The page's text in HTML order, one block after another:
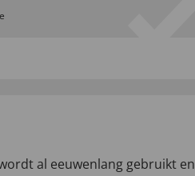
al eeuwenlang gebruikt en